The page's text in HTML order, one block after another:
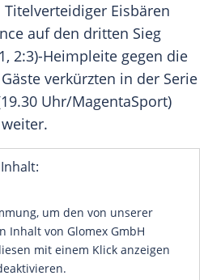
Titelverteidiger Eisbären
auf den dritten Sieg
2:3)-Heimpleite gegen die
verkürzten in der Serie
Uhr/MagentaSport)
weiter.
um den von unserer
Inhalt von Glomex GmbH
mit einem Klick anzeigen